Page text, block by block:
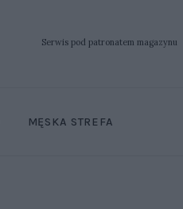
Serwis pod patronatem magazynu
MĘSKA STREFA